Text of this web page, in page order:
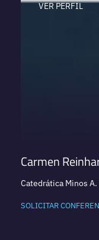
VER PERFIL
Carmen
Catedrática Minos
SOLICITAR